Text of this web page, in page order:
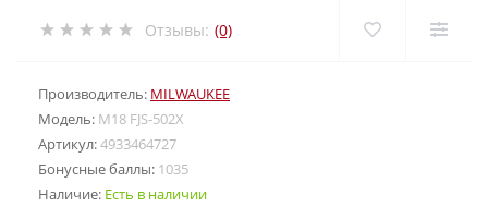
Отзывы: (0)
Производитель: MILWAUKEE
Модель: M18 FJS-502X
Артикул:4933464727
Бонусные баллы: 1035
Наличие: Есть в наличии